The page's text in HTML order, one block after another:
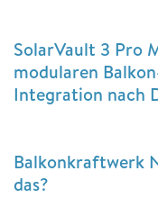
SolarVault 3 Pro
modularen
Integration nach
Balkonkraftwerk
das?